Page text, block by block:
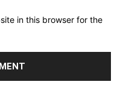
in this browser for the